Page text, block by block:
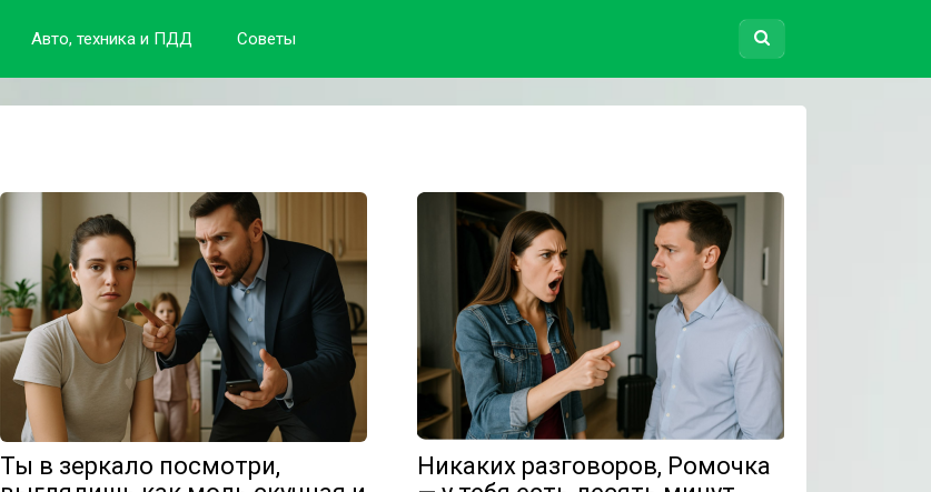
Авто, техника и ПДД Советы
Ты в зеркало посмотри,
Никаких разговоров, Ромочка